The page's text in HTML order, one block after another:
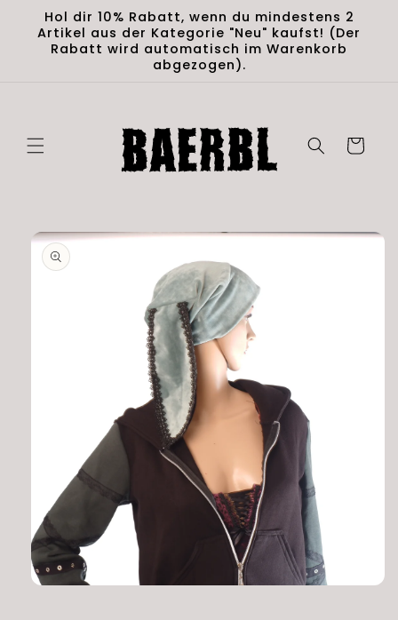
Skip to
content
Hol dir 10% Rabatt, wenn du mindestens 2
Artikel aus der Kategorie "Neu" kaufst! (Der
Rabatt wird automatisch im Warenkorb
abgezogen).
Cart
Skip to
product
information